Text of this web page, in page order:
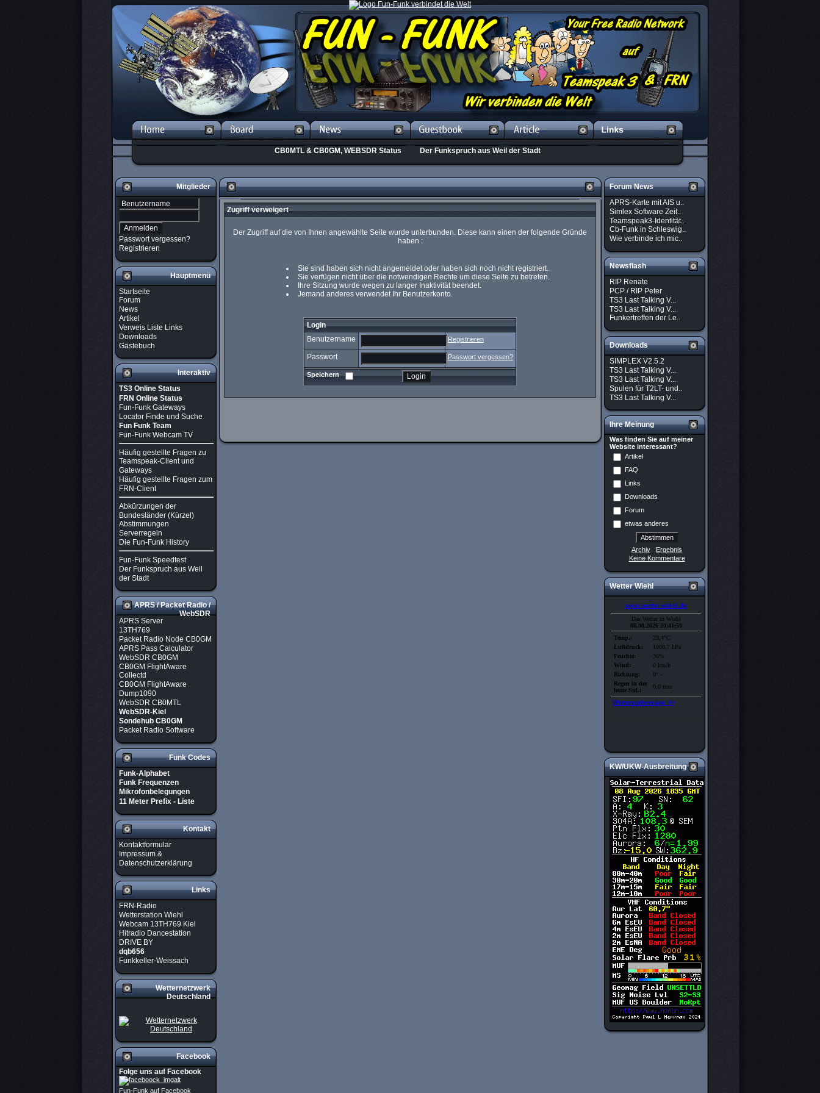
CB0MTL & CB0GM, WEBSDR Status Der Funkspruch aus Weil der Stadt
Mitglieder
Passwort vergessen?
Registrieren
Hauptmenü
Startseite
Forum
News
Artikel
Verweis Liste Links
Downloads
Gästebuch
Interaktiv
TS3 Online Status
FRN Online Status
Fun-Funk Gateways
Locator Finde und Suche
Fun Funk Team
Fun-Funk Webcam TV
Häufig gestellte Fragen zu
Teamspeak-Client und
Gateways
Häufig gestellte Fragen zum
FRN-Client
Abkürzungen der
Bundesländer (Kürzel)
Abstimmungen
Serverregeln
Die Fun-Funk History
Fun-Funk Speedtest
Der Funkspruch aus Weil
der Stadt
APRS / Packet Radio /
WebSDR
APRS Server
13TH769
Packet Radio Node CB0GM
APRS Pass Calculator
WebSDR CB0GM
CB0GM FlightAware
Collectd
CB0GM FlightAware
Dump1090
WebSDR CB0MTL
WebSDR-Kiel
Sondehub CB0GM
Packet Radio Software
Funk Codes
Funk-Alphabet
Funk Frequenzen
Mikrofonbelegungen
11 Meter Prefix - Liste
Kontakt
Kontaktformular
Impressum &
Datenschutzerklärung
Links
FRN-Radio
Wetterstation Wiehl
Webcam 13TH769 Kiel
Hitradio Dancestation
DRIVE BY
dqb656
Funkkeller-Weissach
Wetternetzwerk
Deutschland
Facebook
Folge uns auf Facebook
Fun-Funk auf Facebook
Zugriff verweigert
Der Zugriff auf die von Ihnen angewählte Seite wurde unterbunden. Diese kann einen der folgende Gründe
haben :
Sie sind haben sich nicht angemeldet oder haben sich noch nicht registriert.
Sie verfügen nicht über die notwendigen Rechte um diese Seite zu betreten.
Ihre Sitzung wurde wegen zu langer Inaktivität beendet.
Jemand anderes verwendet Ihr Benutzerkonto.
Login
Benutzername
Registrieren
Passwort Passwort vergessen?
Speichern
Forum News
APRS-Karte mit AIS u..
Simlex Software Zeit..
Teamspeak3-Identität..
Cb-Funk in Schleswig..
Wie verbinde ich mic..
Newsflash
RIP Renate
PCP / RIP Peter
TS3 Last Talking V...
TS3 Last Talking V...
Funkertreffen der Le..
Downloads
SIMPLEX V2.5.2
TS3 Last Talking V...
TS3 Last Talking V...
Spulen für T2LT- und..
TS3 Last Talking V...
Ihre Meinung
Was finden Sie auf meiner
Website interessant?
Artikel
FAQ
Links
Downloads
Forum
etwas anderes
Archiv
Ergebnis
Keine Kommentare
Wetter Wiehl
KW/UKW-Ausbreitung